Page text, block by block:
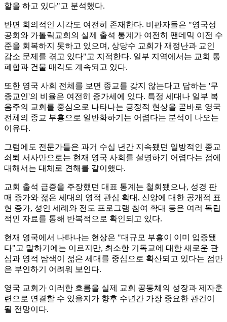
할을 하고 있다"고 분석했다.
반면 회의적인 시각도 여전히 존재한다. 비판자들은 "영국성
공회와 가톨릭교회의 실제 출석 통계가 여전히 팬데믹 이전 수
준을 회복하지 못하고 있으며, 상당수 교회가 재정난과 교인
감소 문제를 겪고 있다"고 지적한다. 일부 지역에서는 교회 통
폐합과 건물 매각도 계속되고 있다.
또한 영국 사회 전체를 보면 종교를 갖지 않는다고 답하는 '무
종교인'의 비율은 여전히 증가세에 있다. 특정 세대나 일부 복
음주의 교회를 중심으로 나타나는 긍정적 현상을 곧바로 영국
전체의 종교 부흥으로 일반화하기는 어렵다는 분석이 나오는
이유다.
그럼에도 전문가들은 과거 수십 년간 지속됐던 일방적인 종교
쇠퇴 서사만으로는 현재 영국 사회를 설명하기 어렵다는 점에
대해서는 대체로 견해를 같이했다.
교회 출석 급증을 주장했던 대표 통계는 철회됐으나, 성경 판
매 증가와 젊은 세대의 영적 관심 확대, 신앙에 대한 공개적 표
현 증가, 성인 세례와 전도 프로그램 참여 확대 등은 여러 독립
적인 자료를 통해 반복적으로 확인되고 있다.
현재 영국에서 나타나는 현상은 "대규모 부흥이 이미 입증됐
다"고 말하기에는 이르지만, 최소한 기독교에 대한 새로운 관
심과 영적 탐색이 젊은 세대를 중심으로 확산되고 있다는 점만
은 부인하기 어려워 보인다.
영국 교회가 이러한 흐름을 실제 교회 공동체의 성장과 제자훈
련으로 연결할 수 있을지가 향후 수년간 가장 중요한 관건이
될 전망이다.